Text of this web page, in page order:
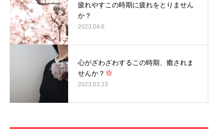
疲れやすこの時期に疲れをとりません
か？
2023.04.6
心がざわざわするこの時期、癒されま
せんか？
2023.03.23